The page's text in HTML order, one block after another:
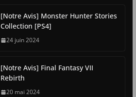
[Notre Avis] Monster Hunter Stories
Collection [PS4]
24 juin 2024
[Notre Avis] Final Fantasy VII
Rebirth
20 mai 2024